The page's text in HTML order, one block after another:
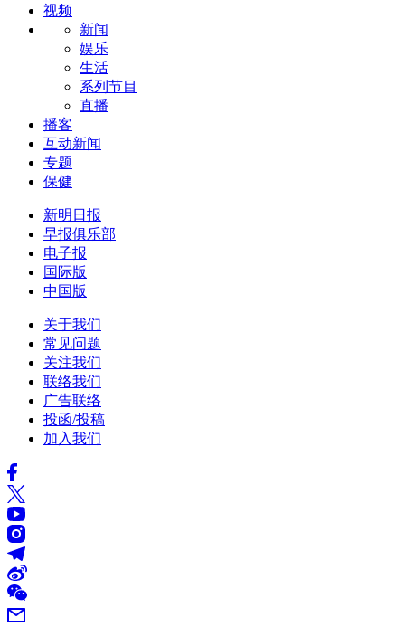
视频
新闻
娱乐
生活
系列节目
直播
播客
互动新闻
专题
保健
新明日报
早报俱乐部
电子报
国际版
中国版
关于我们
常见问题
关注我们
联络我们
广告联络
投函/投稿
加入我们